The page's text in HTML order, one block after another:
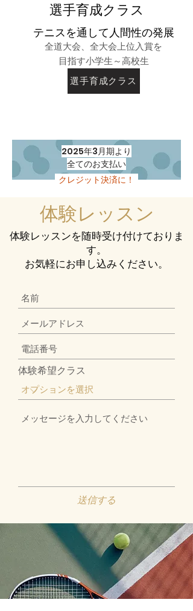
​テニスを通して人間性の発展
全道大会、全大会上位入賞を
目指す小学生～高校生
選手育成クラス
​選手育成クラス
2025年3月期より
全てのお支払い
クレジット決済に！
​体験レッスン
体験レッスンを随時受け付けておりま
す。
お気軽にお申し込みください。
体験希望クラス
送信する